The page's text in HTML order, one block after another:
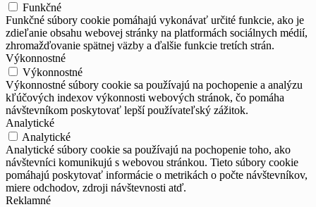
Funkčné
Funkčné súbory cookie pomáhajú vykonávať určité funkcie, ako je
zdieľanie obsahu webovej stránky na platformách sociálnych médií,
zhromažďovanie spätnej väzby a ďalšie funkcie tretích strán.
Výkonnostné
Výkonnostné
Výkonnostné súbory cookie sa používajú na pochopenie a analýzu
kľúčových indexov výkonnosti webových stránok, čo pomáha
návštevníkom poskytovať lepší používateľský zážitok.
Analytické
Analytické
Analytické súbory cookie sa používajú na pochopenie toho, ako
návštevníci komunikujú s webovou stránkou. Tieto súbory cookie
pomáhajú poskytovať informácie o metrikách o počte návštevníkov,
miere odchodov, zdroji návštevnosti atď.
Reklamné